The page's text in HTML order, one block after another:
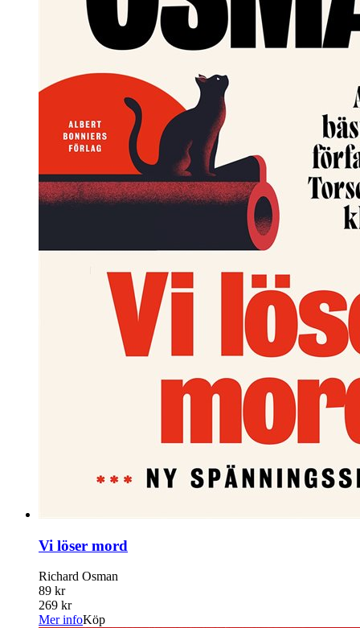
Vi löser mord
Richard Osman
89 kr
269 kr
Mer infoKöp